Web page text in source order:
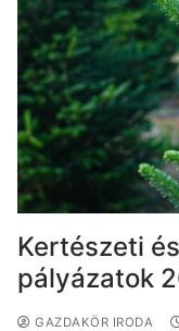
Kertészeti
pályázatok
GAZDAKÖR IRODA